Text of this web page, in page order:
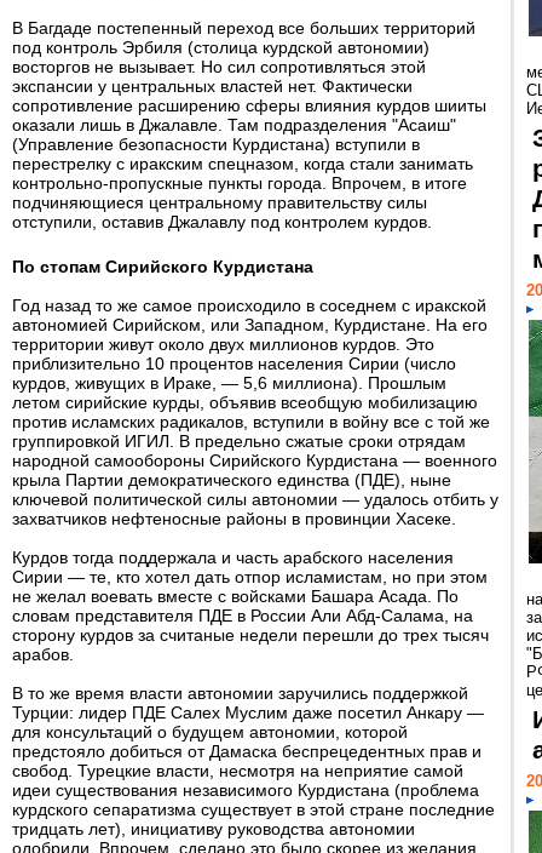
В Багдаде постепенный переход все больших территорий
под контроль Эрбиля (столица курдской автономии)
восторгов не вызывает. Но сил сопротивляться этой
экспансии у центральных властей нет. Фактически
сопротивление расширению сферы влияния курдов шииты
оказали лишь в Джалавле. Там подразделения "Асаиш"
(Управление безопасности Курдистана) вступили в
перестрелку с иракским спецназом, когда стали занимать
контрольно-пропускные пункты города. Впрочем, в итоге
подчиняющиеся центральному правительству силы
отступили, оставив Джалавлу под контролем курдов.
По стопам Сирийского Курдистана
Год назад то же самое происходило в соседнем с иракской
автономией Сирийском, или Западном, Курдистане. На его
территории живут около двух миллионов курдов. Это
приблизительно 10 процентов населения Сирии (число
курдов, живущих в Ираке, — 5,6 миллиона). Прошлым
летом сирийские курды, объявив всеобщую мобилизацию
против исламских радикалов, вступили в войну все с той же
группировкой ИГИЛ. В предельно сжатые сроки отрядам
народной самообороны Сирийского Курдистана — военного
крыла Партии демократического единства (ПДЕ), ныне
ключевой политической силы автономии — удалось отбить у
захватчиков нефтеносные районы в провинции Хасеке.
Курдов тогда поддержала и часть арабского населения
Сирии — те, кто хотел дать отпор исламистам, но при этом
не желал воевать вместе с войсками Башара Асада. По
словам представителя ПДЕ в России Али Абд-Салама, на
сторону курдов за считаные недели перешли до трех тысяч
арабов.
В то же время власти автономии заручились поддержкой
Турции: лидер ПДЕ Салех Муслим даже посетил Анкару —
для консультаций о будущем автономии, которой
предстояло добиться от Дамаска беспрецедентных прав и
свобод. Турецкие власти, несмотря на неприятие самой
идеи существования независимого Курдистана (проблема
курдского сепаратизма существует в этой стране последние
тридцать лет), инициативу руководства автономии
одобрили. Впрочем, сделано это было скорее из желания